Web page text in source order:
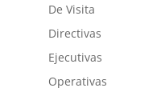
De Visita
Directivas
Ejecutivas
Operativas